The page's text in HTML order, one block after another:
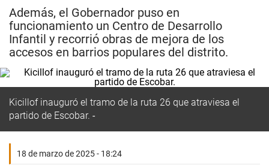
Además, el Gobernador puso en
funcionamiento un Centro de Desarrollo
Infantil y recorrió obras de mejora de los
accesos en barrios populares del distrito.
Kicillof inauguró el tramo de la ruta 26 que atraviesa el
partido de Escobar.
18 de marzo de 2025 - 18:24